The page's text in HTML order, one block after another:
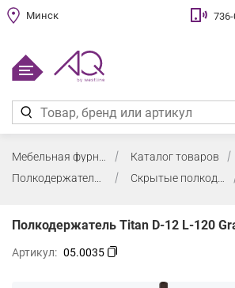
Минск
Каталог товаров
Полкодержатели, стекольная фурнитура
Скрытые полкодержатели
Полкодержатель Titan D-12 L-120
Артикул: 05.0035